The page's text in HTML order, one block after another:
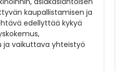
kaupallistamisen ja
edellyttää kykyä
ja vaikuttava yhteistyö